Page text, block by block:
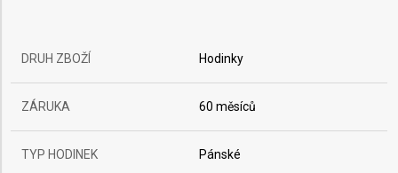
DRUH ZBOŽÍ Hodinky
ZÁRUKA 60 měsíců
TYP HODINEK Pánské